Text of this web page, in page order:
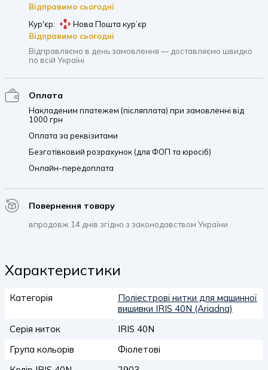
Відправимо сьогодні
Кур'єр:
Нова Пошта кур’єр
Відправимо сьогодні
Відправляємо в день замовлення — доставляємо швидко
по всій Україні
Оплата
Накладеним платежем (післяплата) при замовленні від
1000 грн
Оплата за реквізитами
Безготівковий розрахунок (для ФОП та юросіб)
Онлайн-передоплата
Повернення товару
впродовж 14 днів згідно з законодавством України
Характеристики
Категорія
Поліестрові нитки для машинної
вишивки IRIS 40N (Ariadna)
Серія ниток
IRIS 40N
Група кольорів
Фіолетові